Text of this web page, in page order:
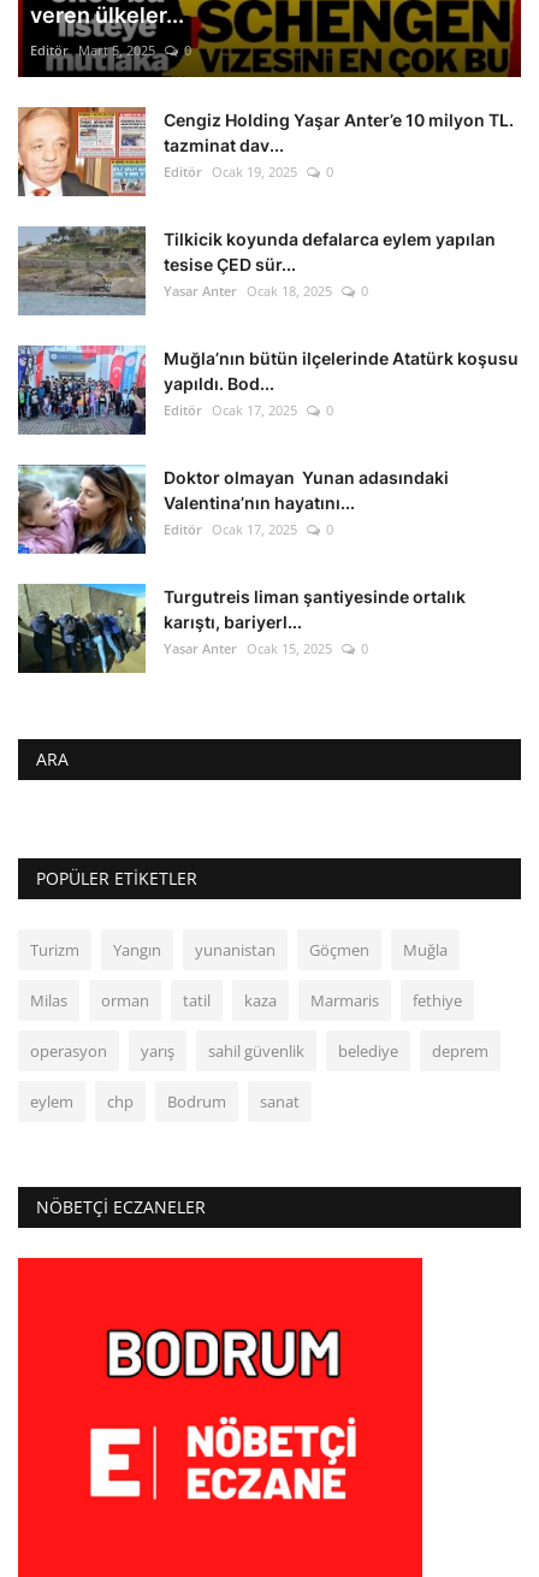
veren ülkeler...
Editör Mart 5, 2025 0
Cengiz Holding Yaşar Anter’e 10 milyon TL.
tazminat dav...
Editör Ocak 19, 2025 0
Tilkicik koyunda defalarca eylem yapılan
tesise ÇED sür...
Yasar Anter Ocak 18, 2025 0
Muğla’nın bütün ilçelerinde Atatürk koşusu
yapıldı. Bod...
Editör Ocak 17, 2025 0
Doktor olmayan Yunan adasındaki
Valentina’nın hayatını...
Editör Ocak 17, 2025 0
Turgutreis liman şantiyesinde ortalık
karıştı, bariyerl...
Yasar Anter Ocak 15, 2025 0
ARA
POPÜLER ETIKETLER
Turizm Yangın yunanistan Göçmen Muğla
Milas orman tatil kaza Marmaris fethiye
operasyon yarış sahil güvenlik belediye deprem
eylem chp Bodrum sanat
NÖBETÇI ECZANELER